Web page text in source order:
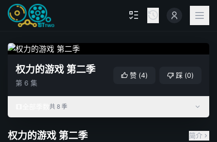
权力的游戏 第二季
第 6 集
赞 (4) 踩 (0)
共 8 季
权力的游戏 第二季
简介